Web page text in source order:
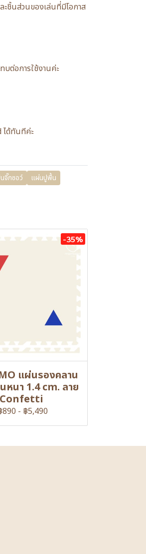
ชิ้นส่วนของเล่นที่มีโอกาส
ต่อการใช้งานค่ะ
ได้ทันทีค่ะ
จิ๊กซอว์
แผ่นปูพื้น
-35%
แผ่นรองคลาน
หนา 1.4 cm. ลาย
Confetti
890 - ฿5,490